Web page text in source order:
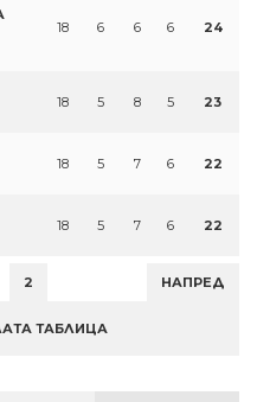
18 6 6 6 24
18 5 8 5 23
18 5 7 6 22
18 5 7 6 22
2 НАПРЕД
ТАБЛИЦА